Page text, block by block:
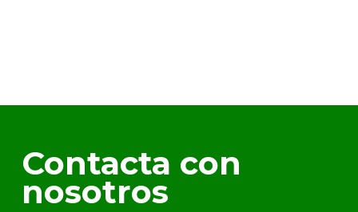
Contacta con
nosotros